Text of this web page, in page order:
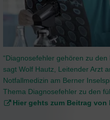
“Diagnosefehler gehören zu
sagt Wolf Hautz, Leitender Arzt
Notfallmedizin am Berner
Thema Diagnosefehler zu den
Hier gehts zum Beitrag von